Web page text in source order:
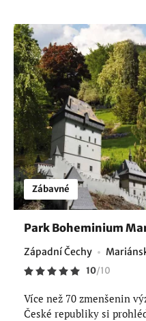
Zábavné
Park Boheminium
Západní Čechy
10/10
Více než 70 zmenšenin
České republiky si